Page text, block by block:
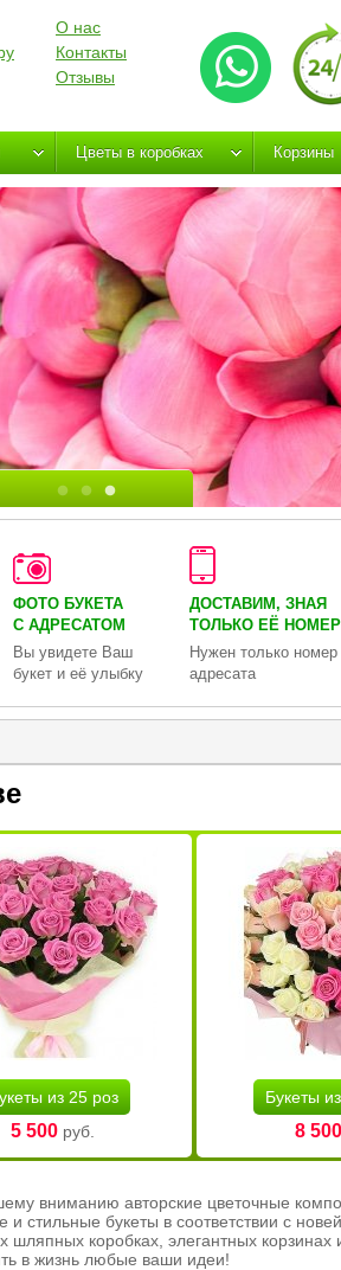
О нас
Контакты
Отзывы
Цветы в коробках Корзины
ФОТО БУКЕТА
С АДРЕСАТОМ
Вы увидете Ваш
букет и её улыбку
ДОСТАВИМ, ЗНАЯ
ТОЛЬКО ЕЁ НОМЕР
Нужен только номер
адресата
из 25 роз
5 500 руб.
Букеты
8 500
вниманию авторские цветочные
стильные букеты в соответствии с
шляпных коробках, элегантных
в жизнь любые ваши идеи!